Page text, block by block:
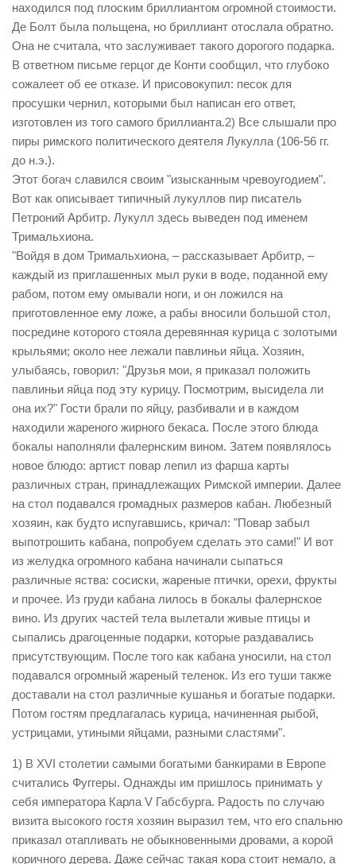
находился под плоским бриллиантом огромной стоимости.
Де Болт была польщена, но бриллиант отослала обратно.
Она не считала, что заслуживает такого дорогого подарка.
В ответном письме герцог де Конти сообщил, что глубоко
сожалеет об ее отказе. И присовокупил: песок для
просушки чернил, которыми был написан его ответ,
изготовлен из того самого бриллианта.2) Все слышали про
пиры римского политического деятеля Лукулла (106-56 гг.
до н.э.).
Этот богач славился своим "изысканным чревоугодием".
Вот как описывает типичный лукуллов пир писатель
Петроний Арбитр. Лукулл здесь выведен под именем
Тримальхиона.
"Войдя в дом Тримальхиона, – рассказывает Арбитр, –
каждый из приглашенных мыл руки в воде, поданной ему
рабом, потом ему омывали ноги, и он ложился на
приготовленное ему ложе, а рабы вносили большой стол,
посредине которого стояла деревянная курица с золотыми
крыльями; около нее лежали павлиньи яйца. Хозяин,
улыбаясь, говорил: "Друзья мои, я приказал положить
павлиньи яйца под эту курицу. Посмотрим, высидела ли
она их?" Гости брали по яйцу, разбивали и в каждом
находили жареного жирного бекаса. После этого блюда
бокалы наполняли фалернским вином. Затем появлялось
новое блюдо: артист повар лепил из фарша карты
различных стран, принадлежащих Римской империи. Далее
на стол подавался громадных размеров кабан. Любезный
хозяин, как будто испугавшись, кричал: "Повар забыл
выпотрошить кабана, попробуем сделать это сами!" И вот
из желудка огромного кабана начинали сыпаться
различные яства: сосиски, жареные птички, орехи, фрукты
и прочее. Из груди кабана лилось в бокалы фалернское
вино. Из других частей тела вылетали живые птицы и
сыпались драгоценные подарки, которые раздавались
присутствующим. После того как кабана уносили, на стол
подавался огромный жареный теленок. Из его туши также
доставали на стол различные кушанья и богатые подарки.
Потом гостям предлагалась курица, начиненная рыбой,
устрицами, утиными яйцами, разными сластями".
1) В XVI столетии самыми богатыми банкирами в Европе
считались Фуггеры. Однажды им пришлось принимать у
себя императора Карла V Габсбурга. Радость по случаю
визита высокого гостя хозяин выразил тем, что его спальню
приказал отапливать не обыкновенными дровами, а корой
коричного дерева. Даже сейчас такая кора стоит немало, а